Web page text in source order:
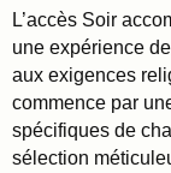
L’accès Soir
une expérience
aux exigences
commence par
spécifiques de
sélection